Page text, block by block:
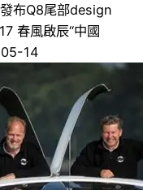
布Q8尾部design
春風啟辰“中國
05-14